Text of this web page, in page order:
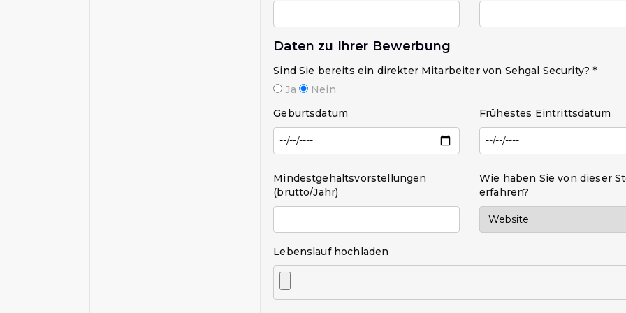
Daten zu Ihrer Bewerbung
Sind Sie bereits ein direkter Mitarbeiter von Sehgal Security? *
Ja
Nein
Geburtsdatum
Frühestes Eintrittsdatum
Mindestgehaltsvorstellungen
(brutto/Jahr)
Wie haben Sie von dieser
erfahren?
Lebenslauf hochladen